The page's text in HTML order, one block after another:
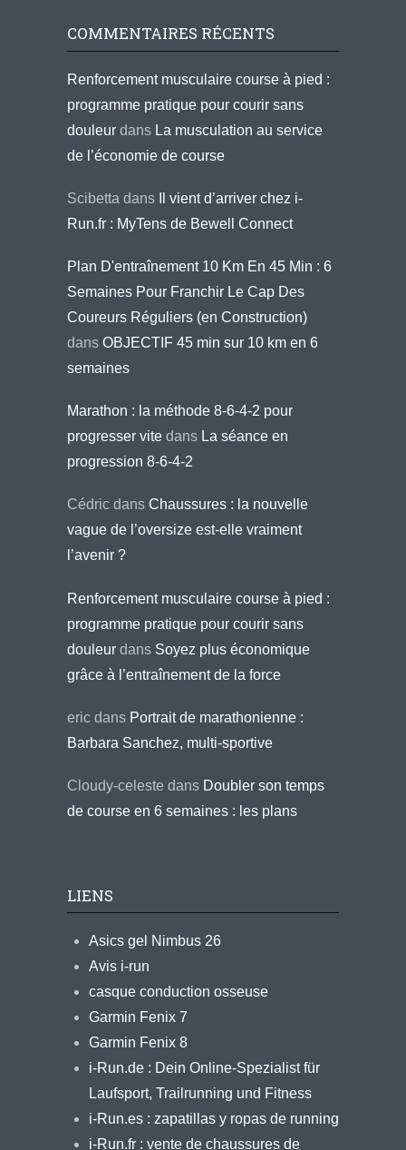
COMMENTAIRES RÉCENTS
Renforcement musculaire course à pied :
programme pratique pour courir sans
douleur dans La musculation au service
de l’économie de course
Scibetta dans
Il vient d’arriver chez i-
Run.fr : MyTens de Bewell Connect
Plan D'entraînement 10 Km En 45 Min : 6
Semaines Pour Franchir Le Cap Des
Coureurs Réguliers (en Construction)
dans OBJECTIF 45 min sur 10 km en 6
semaines
Marathon : la méthode 8-6-4-2 pour
progresser vite dans La séance en
progression 8-6-4-2
Cédric dans Chaussures : la nouvelle
vague de l’oversize est-elle vraiment
l’avenir ?
Renforcement musculaire course à pied :
programme pratique pour courir sans
douleur dans Soyez plus économique
grâce à l’entraînement de la force
eric dans Portrait de marathonienne :
Barbara Sanchez, multi-sportive
Cloudy-celeste dans Doubler son temps
de course en 6 semaines : les plans
LIENS
Asics gel Nimbus 26
Avis i-run
casque conduction osseuse
Garmin Fenix 7
Garmin Fenix 8
i-Run.de : Dein Online-Spezialist für
Laufsport, Trailrunning und Fitness
i-Run.es : zapatillas y ropas de running
i-Run.fr : vente de chaussures de